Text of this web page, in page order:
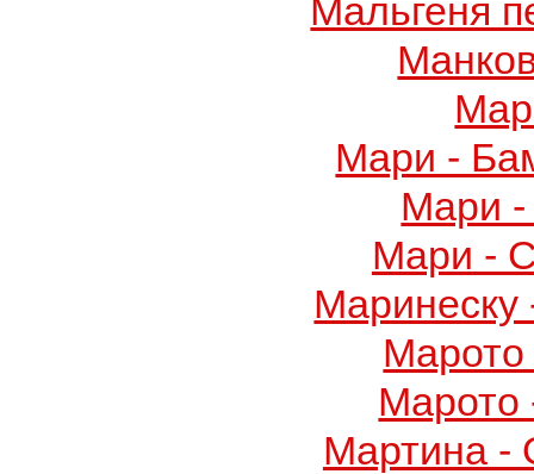
Мальгеня
Мари -
Мари -
Мари -
Марото
Марото
Мартина -